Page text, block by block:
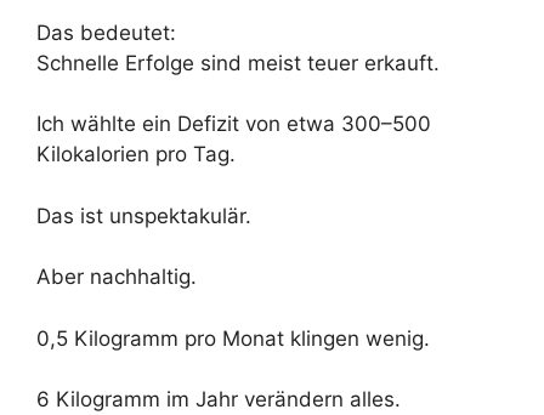
Das bedeutet:
Schnelle Erfolge sind meist teuer erkauft.
Ich wählte ein Defizit von etwa 300–500
Kilokalorien pro Tag.
Das ist unspektakulär.
Aber nachhaltig.
0,5 Kilogramm pro Monat klingen wenig.
6 Kilogramm im Jahr verändern alles.